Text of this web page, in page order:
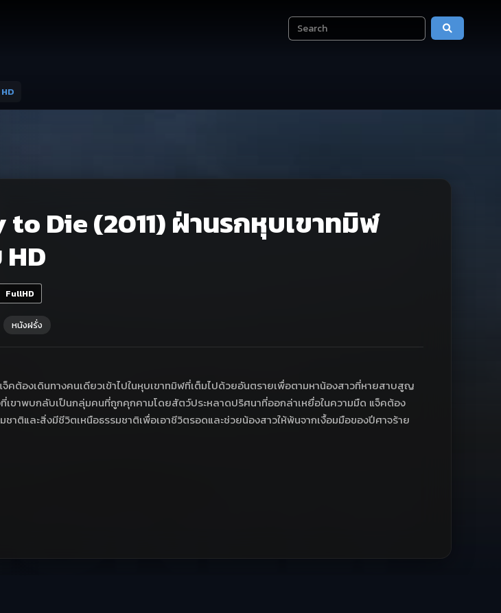
Die (2011) ฝ่านรกหุบเขาทมิฬ
FullHD
หนังฝรั่ง
จ็คต้องเดินทางคนเดียวเข้าไปในหุบเขาทมิฬที่เต็มไปด้วยอันตรายเพื่อตามหาน้องสาวที่หายสาบสูญ
ที่เขาพบกลับเป็นกลุ่มคนที่ถูกคุกคามโดยสัตว์ประหลาดปริศนาที่ออกล่าเหยื่อในความมืด แจ็คต้อง
าติและสิ่งมีชีวิตเหนือธรรมชาติเพื่อเอาชีวิตรอดและช่วยน้องสาวให้พ้นจากเงื้อมมือของปีศาจร้าย